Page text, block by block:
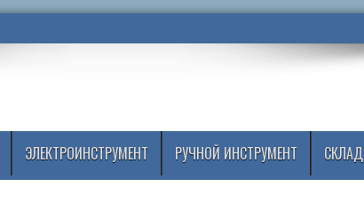
ЭЛЕКТРОИНСТРУМЕНТ РУЧНОЙ ИНСТРУМЕНТ СКЛАД